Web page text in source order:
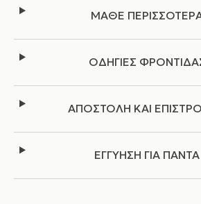
ΜΑΘΕ
ΟΔΗΓΙΕΣ
ΑΠΟΣΤΟΛΗ ΚΑΙ
ΕΓΓΥΗΣΗ ΓΙΑ ΠΑΝΤΑ